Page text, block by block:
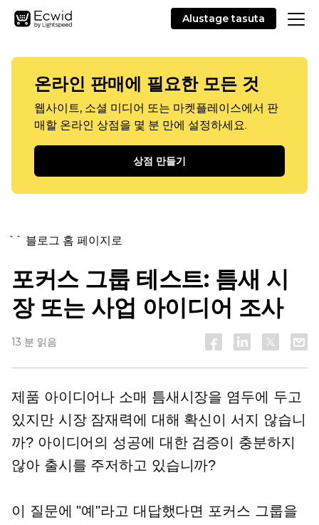
Alustage tasuta
온라인 판매에 필요한 모든 것
웹사이트, 소셜 미디어 또는 마켓플레이스에서 판
매할 온라인 상점을 몇 분 만에 설정하세요.
상점 만들기
`` 블로그 홈 페이지로
포커스 그룹 테스트: 틈새 시
장 또는 사업 아이디어 조사
13 분 읽음
제품 아이디어나 소매 틈새시장을 염두에 두고
있지만 시장 잠재력에 대해 확신이 서지 않습니
까? 아이디어의 성공에 대한 검증이 충분하지
않아 출시를 주저하고 있습니까?
이 질문에 "예"라고 대답했다면 포커스 그룹을